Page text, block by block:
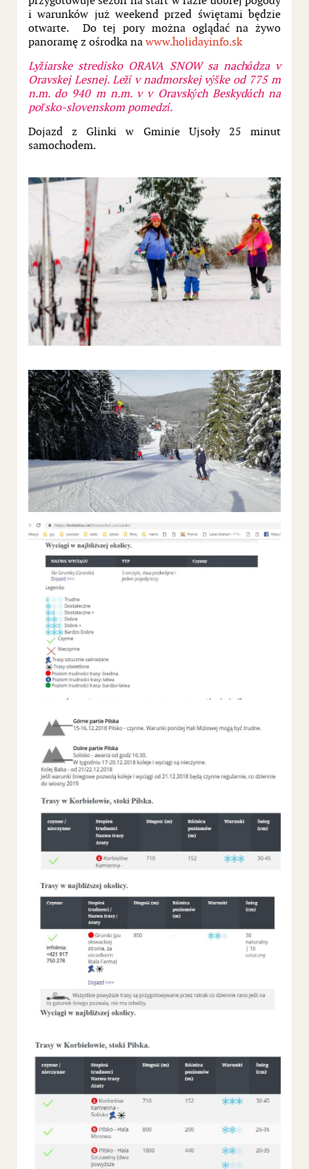
i warunków już weekend przed świętami będzie
otwarte. Do tej pory można oglądać na żywo
panoramę z ośrodka na www.holidayinfo.sk
Lyžiarske stredisko ORAVA SNOW sa nachádza v
Oravskej Lesnej. Leží v nadmorskej výške od 775 m
n.m. do 940 m n.m. v v Oravských Beskydách na
poľsko-slovenskom pomedzí.
Dojazd z Glinki w Gminie Ujsoły 25 minut
samochodem.